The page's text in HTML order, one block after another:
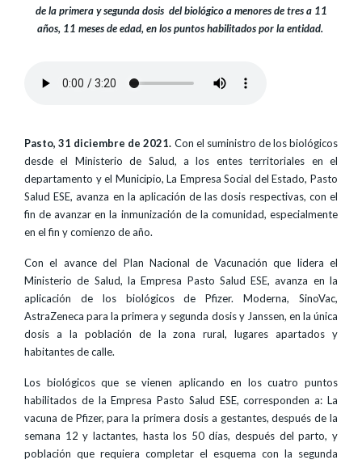
de la primera y segunda dosis del biológico a menores de tres a 11
años, 11 meses de edad, en los puntos habilitados por la entidad.
Pasto, 31 diciembre de 2021. Con el suministro de los biológicos
desde el Ministerio de Salud, a los entes territoriales en el
departamento y el Municipio, La Empresa Social del Estado, Pasto
Salud ESE, avanza en la aplicación de las dosis respectivas, con el
fin de avanzar en la inmunización de la comunidad, especialmente
en el fin y comienzo de año.
Con el avance del Plan Nacional de Vacunación que lidera el
Ministerio de Salud, la Empresa Pasto Salud ESE, avanza en la
aplicación de los biológicos de Pfizer. Moderna, SinoVac,
AstraZeneca para la primera y segunda dosis y Janssen, en la única
dosis a la población de la zona rural, lugares apartados y
habitantes de calle.
Los biológicos que se vienen aplicando en los cuatro puntos
habilitados de la Empresa Pasto Salud ESE, corresponden a: La
vacuna de Pfizer, para la primera dosis a gestantes, después de la
semana 12 y lactantes, hasta los 50 días, después del parto, y
población que requiera completar el esquema con la segunda